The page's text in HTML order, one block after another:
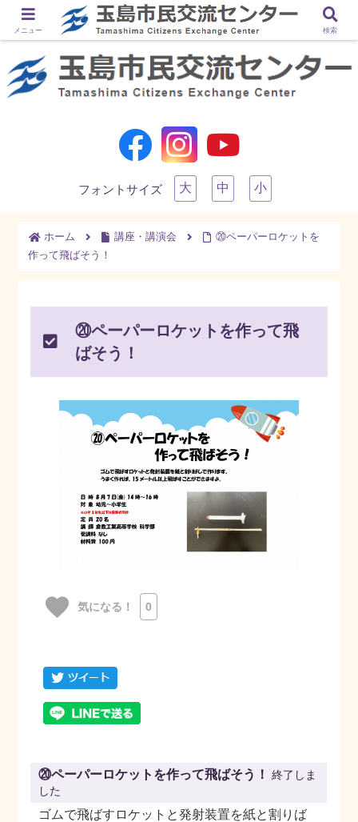
フォントサイズ 大 中 小
ホーム 講座・講演会
⑳ペーパーロケットを
作って飛ばそう！
⑳ペーパーロケットを作って飛
ばそう！
favorite 気になる！ 0
⑳ペーパーロケットを作って飛ばそう！終了しま
した
ゴムで飛ばすロケットと発射装置を紙と割りば
メニュー 検索